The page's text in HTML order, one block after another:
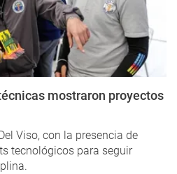
mostraron proyectos
Viso, con la presencia de
tecnológicos para seguir